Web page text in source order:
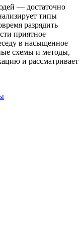
— достаточно
типы
разрядить
приятное
в насыщенное
схемы и методы,
и рассматривает